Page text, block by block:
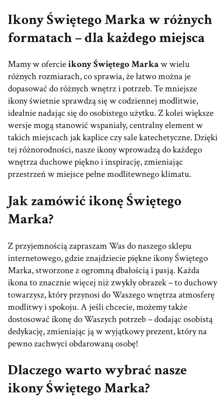
Ikony Świętego Marka w różnych
formatach – dla każdego miejsca
Mamy w ofercieikony Świętego Markaw wielu
różnych rozmiarach, co sprawia, że łatwo można je
dopasować do różnych wnętrz i potrzeb. Te mniejsze
ikony świetnie sprawdzą się w codziennej modlitwie,
idealnie nadając się do osobistego użytku. Z kolei większe
wersje mogą stanowić wspaniały, centralny element w
takich miejscach jak kaplice czy sale katechetyczne. Dzięki
tej różnorodności, nasze ikony wprowadzą do każdego
wnętrza duchowe piękno i inspirację, zmieniając
przestrzeń w miejsce pełne modlitewnego klimatu.
Jak zamówić ikonę Świętego
Marka?
Z przyjemnością zapraszam Was do naszego sklepu
internetowego, gdzie znajdziecie piękne ikony Świętego
Marka, stworzone z ogromną dbałością i pasją. Każda
ikona to znacznie więcej niż zwykły obrazek – to duchowy
towarzysz, który przynosi do Waszego wnętrza atmosferę
modlitwy i spokoju. A jeśli chcecie, możemy także
dostosować ikonę do Waszych potrzeb – dodając osobistą
dedykację, zmieniając ją w wyjątkowy prezent, który na
pewno zachwyci obdarowaną osobę!
Dlaczego warto wybrać nasze
ikony Świętego Marka?